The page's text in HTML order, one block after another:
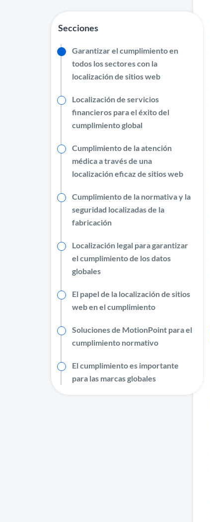
Secciones
Garantizar el cumplimiento en
todos los sectores con la
localización de sitios web
Localización de servicios
financieros para el éxito del
cumplimiento global
Cumplimiento de la atención
médica a través de una
localización eficaz de sitios web
Cumplimiento de la normativa y la
seguridad localizadas de la
fabricación
Localización legal para garantizar
el cumplimiento de los datos
globales
El papel de la localización de sitios
web en el cumplimiento
Soluciones de MotionPoint para el
cumplimiento normativo
El cumplimiento es importante
para las marcas globales